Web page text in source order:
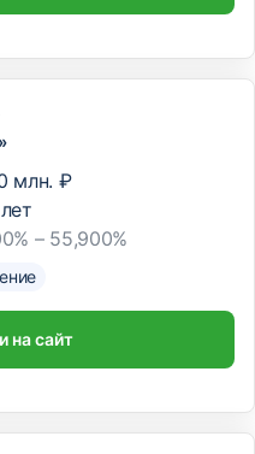
млн. ₽
– 55,900%
на сайт